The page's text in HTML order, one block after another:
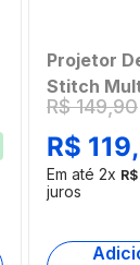
Projetor
Stitch
R$ 149,90
R$ 119,
Em até 2x R$
juros